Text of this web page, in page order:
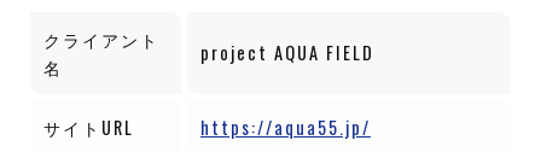
クライアント
名
project AQUA FIELD
サイトURL https://aqua55.jp/